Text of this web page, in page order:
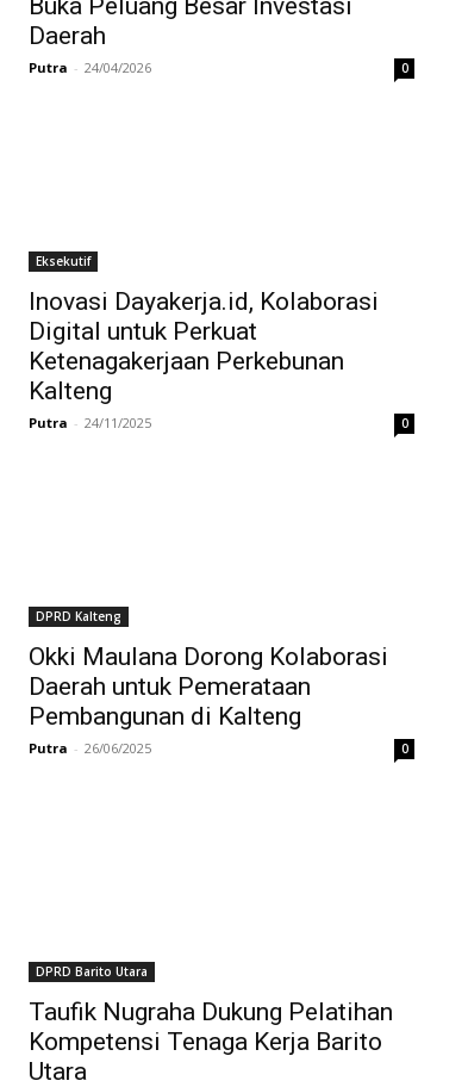
Daerah
Putra - 24/04/2026 0
Eksekutif
Inovasi Dayakerja.id, Kolaborasi
Digital untuk Perkuat
Ketenagakerjaan Perkebunan
Kalteng
Putra - 24/11/2025 0
DPRD Kalteng
Okki Maulana Dorong Kolaborasi
Daerah untuk Pemerataan
Pembangunan di Kalteng
Putra - 26/06/2025 0
DPRD Barito Utara
Taufik Nugraha Dukung Pelatihan
Kompetensi Tenaga Kerja Barito
Utara